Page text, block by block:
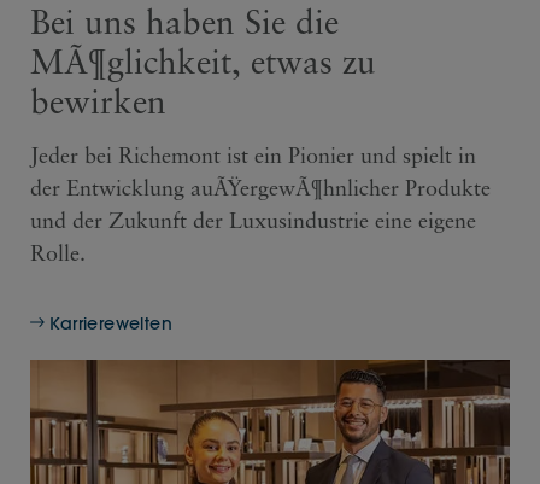
Bei uns haben Sie die
MÃ¶glichkeit, etwas zu
bewirken
Jeder bei Richemont ist ein Pionier und spielt in
der Entwicklung auÃŸergewÃ¶hnlicher Produkte
und der Zukunft der Luxusindustrie eine eigene
Rolle.
Karrierewelten